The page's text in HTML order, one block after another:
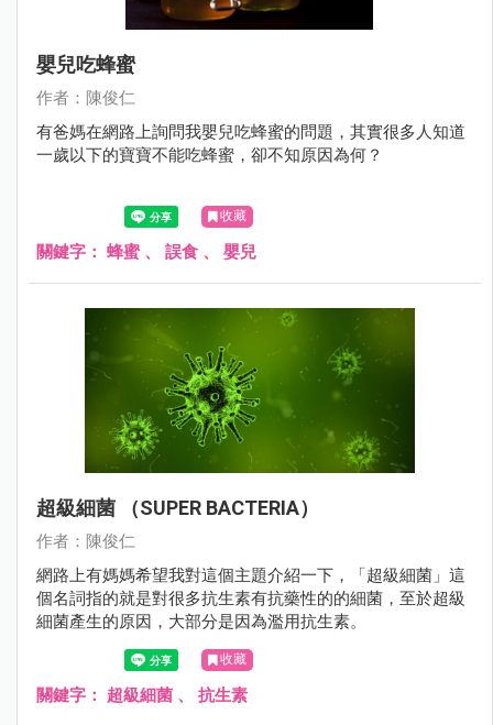
嬰兒吃蜂蜜
作者：陳俊仁
有爸媽在網路上詢問我嬰兒吃蜂蜜的問題，其實很多人知道
一歲以下的寶寶不能吃蜂蜜，卻不知原因為何？
收藏
關鍵字： 蜂蜜、 誤食 、 嬰兒
超級細菌 （SUPER BACTERIA）
作者：陳俊仁
網路上有媽媽希望我對這個主題介紹一下，「超級細菌」這
個名詞指的就是對很多抗生素有抗藥性的的細菌，至於超級
細菌產生的原因，大部分是因為濫用抗生素。
收藏
關鍵字： 超級細菌 、 抗生素